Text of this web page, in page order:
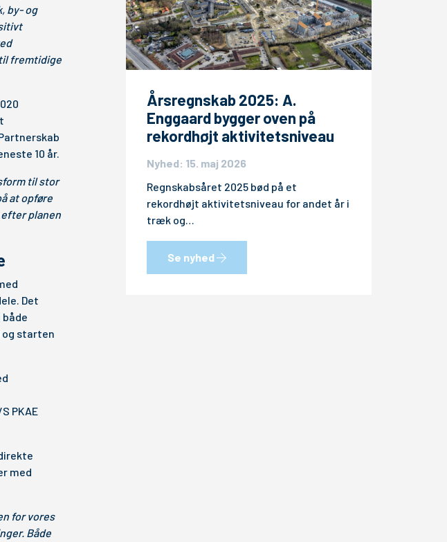
by- og
fremtidige
10 år.
til stor
at opføre
efter planen
Det
og starten
PKAE
med
for vores
Både
Årsregnskab 2025: A.
Enggaard bygger oven på
rekordhøjt aktivitetsniveau
Nyhed: 15. maj 2026
Regnskabsåret 2025 bød på et
rekordhøjt aktivitetsniveau for andet år i
træk og…
Se nyhed